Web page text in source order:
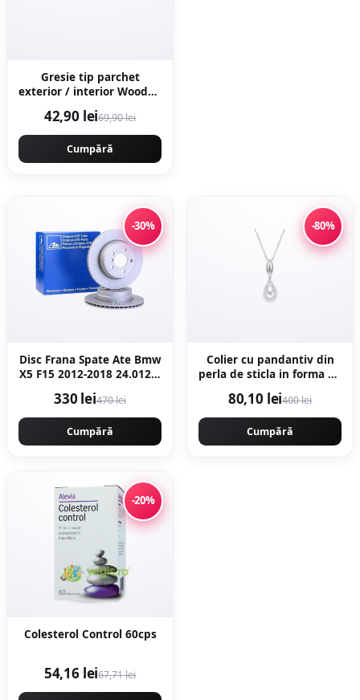
Gresie tip parchet
exterior / interior Wooden
portelanata
antiderapanta
42,90 lei69,90 lei
Cumpără
-30%
Disc Frana Spate Ate Bmw
X5 F15 2012-2018 24.0120-
330 lei470 lei
Cumpără
-80%
Colier cu pandantiv din
perla de sticla in forma de
80,10 lei400 lei
Cumpără
-20%
Colesterol Control 60cps
54,16 lei67,71 lei